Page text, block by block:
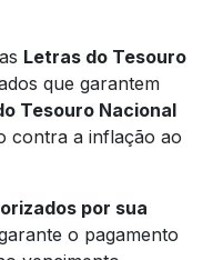
Letras do Tesouro
que garantem
Tesouro Nacional
contra a inflação ao
por sua
o pagamento